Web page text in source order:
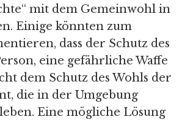
mit dem Gemeinwohl in
Einige könnten zum
dass der Schutz des
eine gefährliche Waffe
dem Schutz des Wohls der
die in der Umgebung
Eine mögliche Lösung